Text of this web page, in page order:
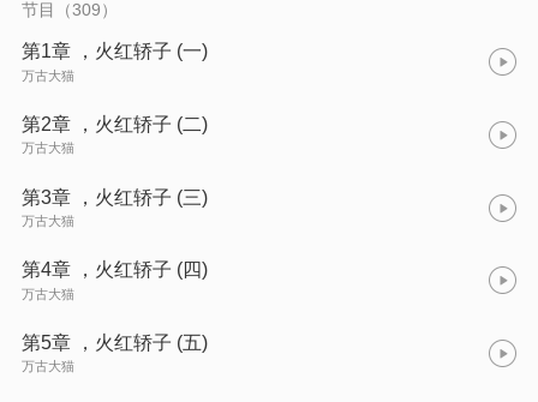
节目（309）
第1章 ，火红轿子 (一)
万古大猫
第2章 ，火红轿子 (二)
万古大猫
第3章 ，火红轿子 (三)
万古大猫
第4章 ，火红轿子 (四)
万古大猫
第5章 ，火红轿子 (五)
万古大猫